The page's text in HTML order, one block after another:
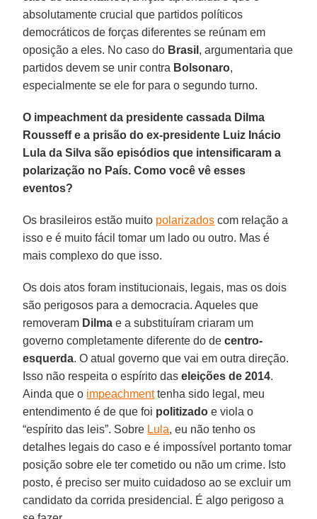
absolutamente crucial que partidos políticos
democráticos de forças diferentes se reúnam em
oposição a eles. No caso do Brasil , argumentaria que
partidos devem se unir contra Bolsonaro,
especialmente se ele for para o segundo turno.
O impeachment da presidente cassada Dilma
Rousseff e a prisão do ex-presidente Luiz Inácio
Lula da Silva são episódios que intensificaram a
polarização no País. Como você vê esses
eventos?
Os brasileiros estão muito polarizados com relação a
isso e é muito fácil tomar um lado ou outro. Mas é
mais complexo do que isso.
Os dois atos foram institucionais, legais, mas os dois
são perigosos para a democracia. Aqueles que
removeram Dilma e a substituíram criaram um
governo completamente diferente do decentro-
esquerda. O atual governo que vai em outra direção.
Isso não respeita o espírito daseleições de 2014.
Ainda que o impeachmenttenha sido legal, meu
entendimento é de que foi politizado e viola o
“espírito das leis”. Sobre Lula, eu não tenho os
detalhes legais do caso e é impossível portanto tomar
posição sobre ele ter cometido ou não um crime. Isto
posto, é preciso ser muito cuidadoso ao se excluir um
candidato da corrida presidencial. É algo perigoso a